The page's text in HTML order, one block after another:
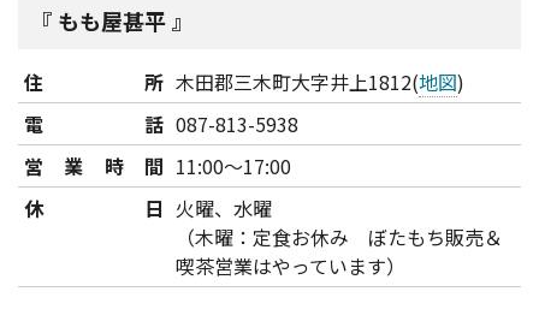
もも屋甚平
住所 木田郡三木町大字井上1812(地図)
電話 087-813-5938
営業時間 11:00～17:00
休日 火曜、水曜
（木曜：定食お休み ぼたもち販売＆
喫茶営業はやっています）